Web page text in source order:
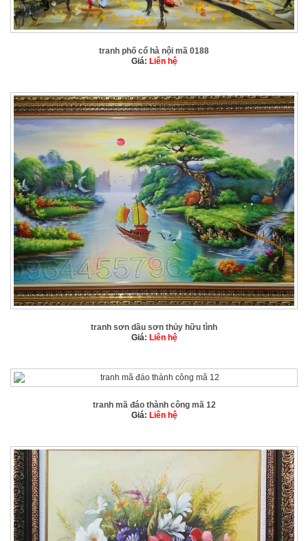
tranh phố cổ hà nội mã 0188
Giá: Liên hệ
tranh sơn dầu sơn thủy hữu tình
Giá: Liên hệ
tranh mã đáo thành công mã 12
Giá: Liên hệ